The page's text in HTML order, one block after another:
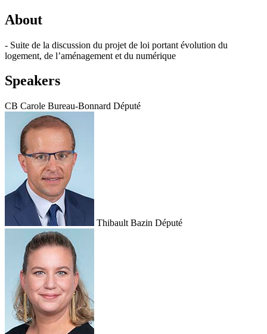
About
- Suite de la discussion du projet de loi portant évolution du
logement, de l’aménagement et du numérique
Speakers
CB Carole Bureau-Bonnard Député
Thibault Bazin Député